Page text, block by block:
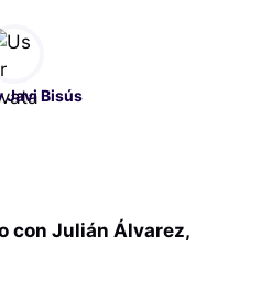
Javi Bisús
con Julián Álvarez,